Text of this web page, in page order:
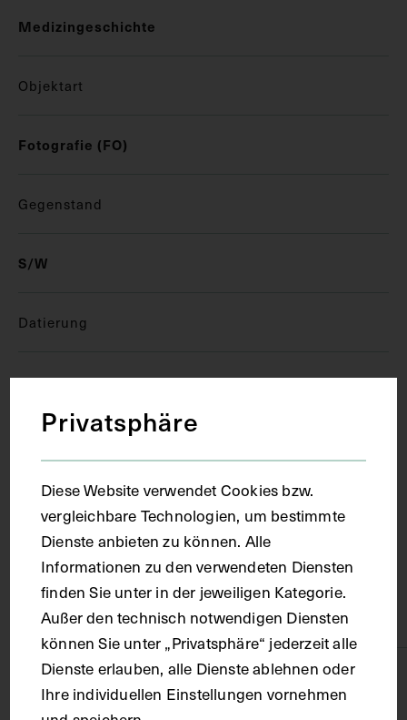
Medizingeschichte
Objektart
Fotografie (FO)
Gegenstand
S/W
Datierung
1961
Wien
Material
Papier
Technik
Privatsphäre
Diese Website verwendet Cookies bzw.
vergleichbare Technologien, um bestimmte
Dienste anbieten zu können. Alle
Informationen zu den verwendeten Diensten
finden Sie unter in der jeweiligen Kategorie.
Außer den technisch notwendigen Diensten
können Sie unter „Privatsphäre“ jederzeit alle
Dienste erlauben, alle Dienste ablehnen oder
Ihre individuellen Einstellungen vornehmen